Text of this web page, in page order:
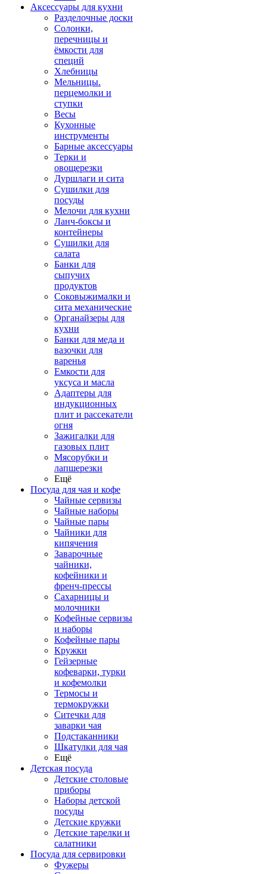
Аксессуары для кухни
Разделочные доски
Солонки,
перечницы и
ёмкости для
специй
Хлебницы
Мельницы.
перцемолки и
ступки
Весы
Кухонные
инструменты
Барные аксессуары
Терки и
овощерезки
Дуршлаги и сита
Сушилки для
посуды
Мелочи для кухни
Ланч-боксы и
контейнеры
Сушилки для
салата
Банки для
сыпучих
продуктов
Соковыжималки и
сита механические
Органайзеры для
кухни
Банки для меда и
вазочки для
варенья
Емкости для
уксуса и масла
Адаптеры для
индукционных
плит и рассекатели
огня
Зажигалки для
газовых плит
Мясорубки и
лапшерезки
Ещё
Посуда для чая и кофе
Чайные сервизы
Чайные наборы
Чайные пары
Чайники для
кипячения
Заварочные
чайники,
кофейники и
френч-прессы
Сахарницы и
молочники
Кофейные сервизы
и наборы
Кофейные пары
Кружки
Гейзерные
кофеварки, турки
и кофемолки
Термосы и
термокружки
Ситечки для
заварки чая
Подстаканники
Шкатулки для чая
Ещё
Детская посуда
Детские столовые
приборы
Наборы детской
посуды
Детские кружки
Детские тарелки и
салатники
Посуда для сервировки
Фужеры